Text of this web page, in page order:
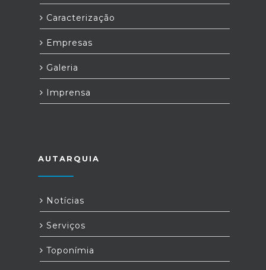
Caracterização
Empresas
Galeria
Imprensa
AUTARQUIA
Notícias
Serviços
Toponímia